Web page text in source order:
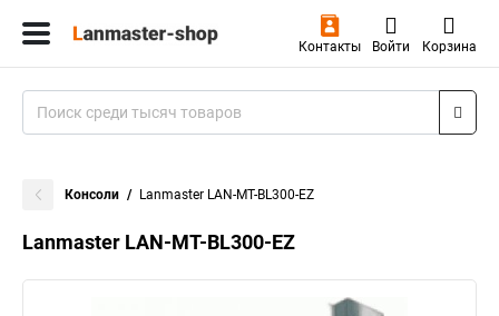
Контакты Войти Корзина
Консоли Lanmaster LAN-MT-BL300-EZ
Lanmaster LAN-MT-BL300-EZ